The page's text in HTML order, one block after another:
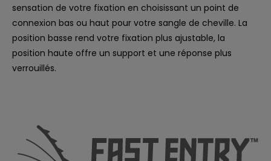
sensation de votre fixation en choisissant un point de
connexion bas ou haut pour votre sangle de cheville. La
position basse rend votre fixation plus ajustable, la
position haute offre un support et une réponse plus
verrouillés.